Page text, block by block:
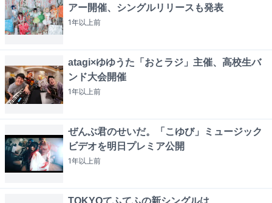
アー開催、シングルリリースも発表
1年以上前
atagi×ゆゆうた「おとラジ」主催、高校生バ
ンド大会開催
1年以上前
ぜんぶ君のせいだ。「こゆび」ミュージック
ビデオを明日プレミア公開
1年以上前